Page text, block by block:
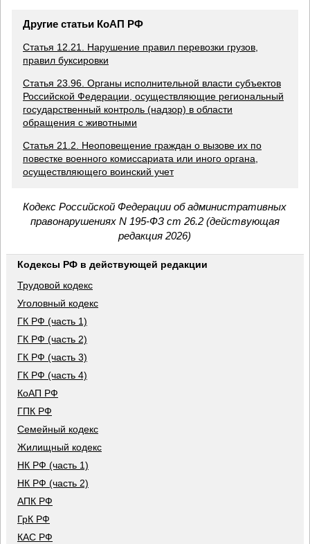
Другие статьи КоАП РФ
Статья 12.21. Нарушение правил перевозки грузов,
правил буксировки
Статья 23.96. Органы исполнительной власти субъектов
Российской Федерации, осуществляющие региональный
государственный контроль (надзор) в области
обращения с животными
Статья 21.2. Неоповещение граждан о вызове их по
повестке военного комиссариата или иного органа,
осуществляющего воинский учет
Кодекс Российской Федерации об административных
правонарушениях N 195-ФЗ ст 26.2 (действующая
редакция 2026)
Кодексы РФ в действующей редакции
Трудовой кодекс
Уголовный кодекс
ГК РФ (часть 1)
ГК РФ (часть 2)
ГК РФ (часть 3)
ГК РФ (часть 4)
КоАП РФ
ГПК РФ
Семейный кодекс
Жилищный кодекс
НК РФ (часть 1)
НК РФ (часть 2)
АПК РФ
ГрК РФ
КАС РФ